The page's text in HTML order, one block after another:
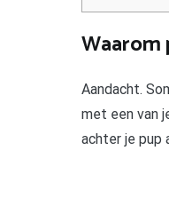
Waarom
Aandacht.
met een van
achter je pup